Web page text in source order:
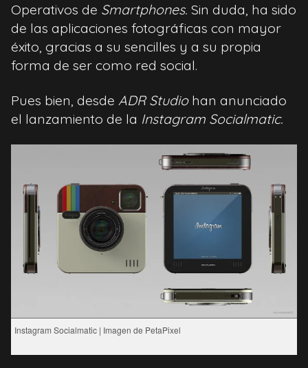
Operativos de Smartphones. Sin duda, ha sido
de las aplicaciones fotográficas con mayor
éxito, gracias a su sencilles y a su propia
forma de ser como red social.
Pues bien, desde ADR Studiohan anunciado
el lanzamiento de la Instagram Socialmatic.
Instagram Socialmatic | Imagen de PetaPixel